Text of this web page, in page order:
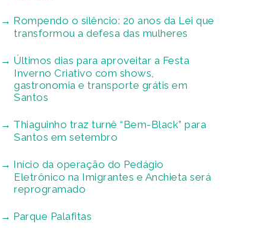
Rompendo o silêncio: 20 anos da Lei que
transformou a defesa das mulheres
Últimos dias para aproveitar a Festa
Inverno Criativo com shows,
gastronomia e transporte grátis em
Santos
Thiaguinho traz turnê “Bem-Black” para
Santos em setembro
Início da operação do Pedágio
Eletrônico na Imigrantes e Anchieta será
reprogramado
Parque Palafitas